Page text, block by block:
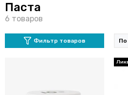
Паста
Фильтр товаров